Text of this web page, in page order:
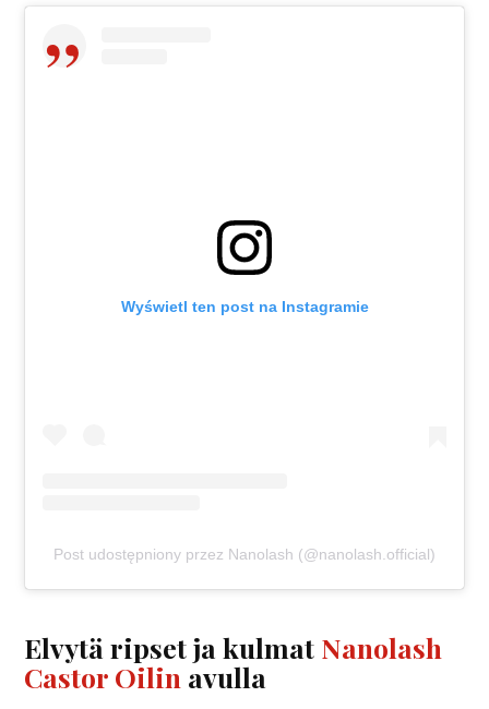
Wyświetl ten post na Instagramie
Post udostępniony przez Nanolash (@nanolash.official)
Elvytä ripset ja kulmat Nanolash
Castor Oilin avulla